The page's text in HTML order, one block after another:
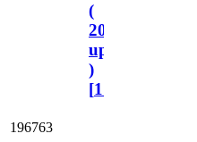
(
2023.11.1
update
)
[110
196763